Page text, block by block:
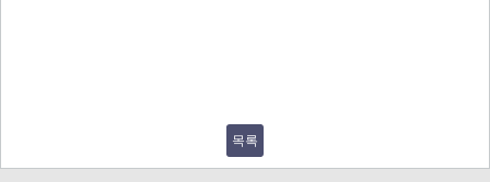
목록